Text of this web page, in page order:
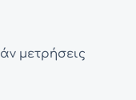
μετρήσεις